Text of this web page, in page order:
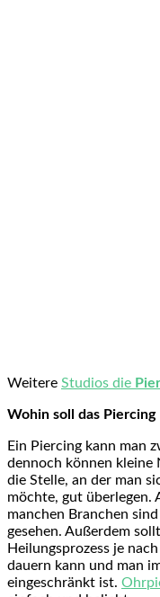
Weitere Studios die
Wohin soll das Piercing
Ein Piercing kann man
dennoch können kleine
die Stelle, an der man
möchte, gut überlegen.
manchen Branchen
gesehen. Außerdem
Heilungsprozess je
dauern kann und man
eingeschränkt ist.